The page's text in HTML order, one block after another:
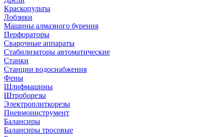
Краскопульты
Лобзики
Машины алмазного бурения
Перфораторы
Сварочные аппараты
Стабилизаторы автоматические
Станки
Станции водоснабжения
Фены
Шлифмашины
Штроборезы
Электроплиткорезы
Пневмоинструмент
Балансиры
Балансиры тросовые